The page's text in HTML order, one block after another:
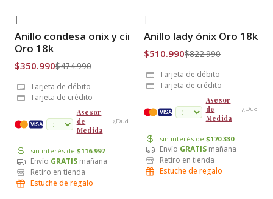
Envío Gratis
|
Anillo condesa onix y circón
Oro 18k
$350.990$474.990
Tarjeta de débito
Tarjeta de crédito
VISA
Asesor
de
Medida
¿Dudas?
sin interés de $116.997
Envío GRATIS mañana
Retiro en tienda
Estuche de regalo
Envío Gratis
|
Anillo lady ónix Oro 18k
$510.990$822.990
Tarjeta de débito
Tarjeta de crédito
VISA
Asesor
de
Medida
¿Dudas?
sin interés de $170.330
Envío GRATIS mañana
Retiro en tienda
Estuche de regalo